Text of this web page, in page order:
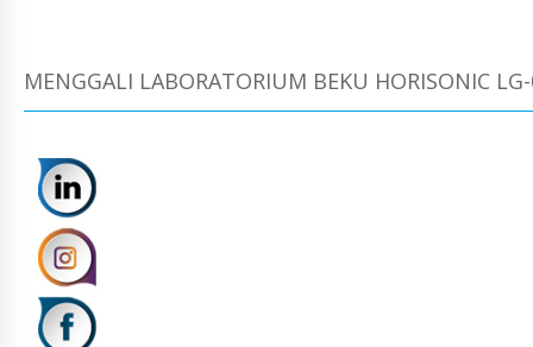
MENGGALI LABORATORIUM BEKU HORISONIC